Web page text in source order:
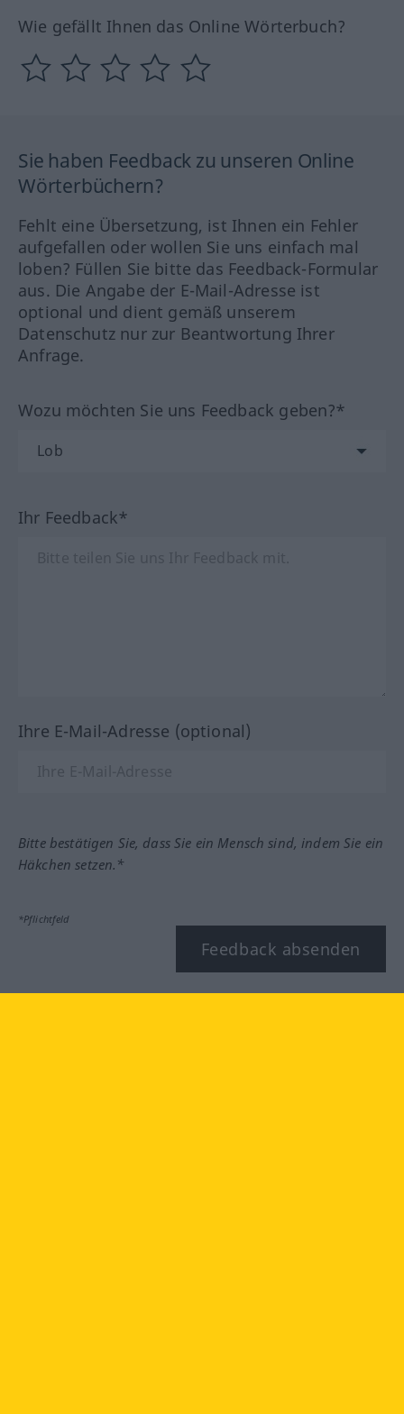
Wie gefällt Ihnen das Online Wörterbuch?
Sie haben Feedback zu unseren Online
Wörterbüchern?
Fehlt eine Übersetzung, ist Ihnen ein Fehler
aufgefallen oder wollen Sie uns einfach mal
loben? Füllen Sie bitte das Feedback-Formular
aus. Die Angabe der E-Mail-Adresse ist
optional und dient gemäß unserem
Datenschutz nur zur Beantwortung Ihrer
Anfrage.
Wozu möchten Sie uns Feedback geben?*
Ihr Feedback*
Ihre E-Mail-Adresse (optional)
Bitte bestätigen Sie, dass Sie ein Mensch sind, indem Sie ein
Häkchen setzen.*
*Pflichtfeld
Feedback absenden